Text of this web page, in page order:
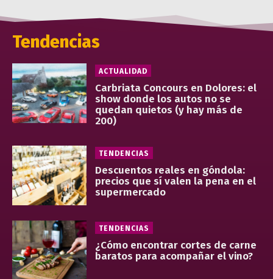
Tendencias
ACTUALIDAD
Carbriata Concours en Dolores: el
show donde los autos no se
quedan quietos (y hay más de
200)
TENDENCIAS
Descuentos reales en góndola:
precios que sí valen la pena en el
supermercado
TENDENCIAS
¿Cómo encontrar cortes de carne
baratos para acompañar el vino?